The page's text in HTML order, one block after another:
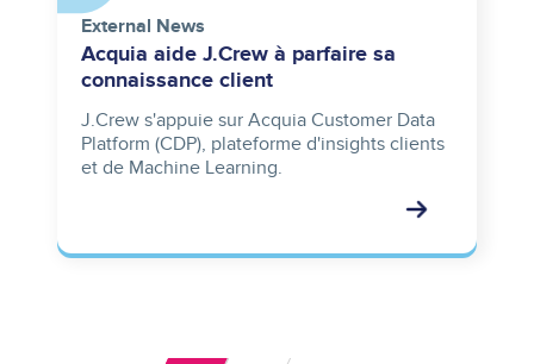
External News
Acquia aide J.Crew à parfaire sa
connaissance client
J.Crew s'appuie sur Acquia Customer Data
Platform (CDP), plateforme d'insights clients
et de Machine Learning.